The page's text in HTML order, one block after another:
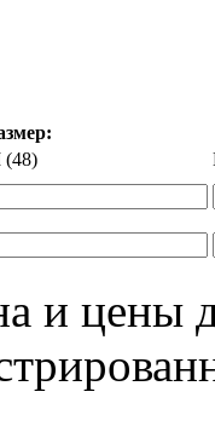
и цены